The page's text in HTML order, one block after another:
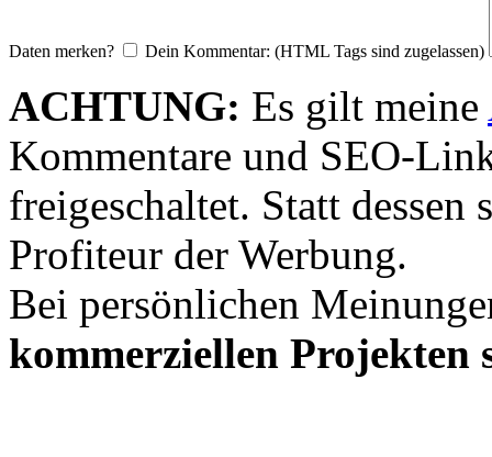
Daten merken? Dein Kommentar: (HTML Tags sind zugelassen)
ACHTUNG: Es gilt meine
Kommentare und SEO-
freigeschaltet. Statt dessen
Profiteur der Werbung.
Bei persönlichen
kommerziellen Projekten